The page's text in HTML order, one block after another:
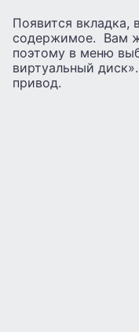
Появится вкладка,
содержимое. Вам
поэтому в меню
виртуальный
привод.